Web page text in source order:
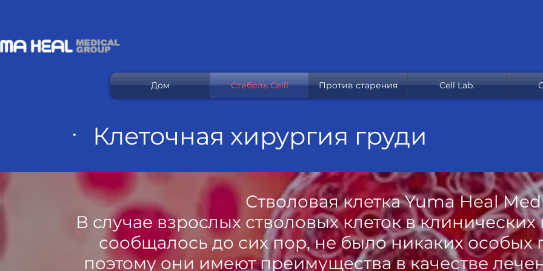
Дом Стебель Celll Против старения Cell Lab.
ㆍ Клеточная хирургия груди
Стволовая клетка Yuma Heal
В случае взрослых стволовых клеток в
сообщалось до сих пор, не было никаких особых
поэтому они имеют преимущества в качестве